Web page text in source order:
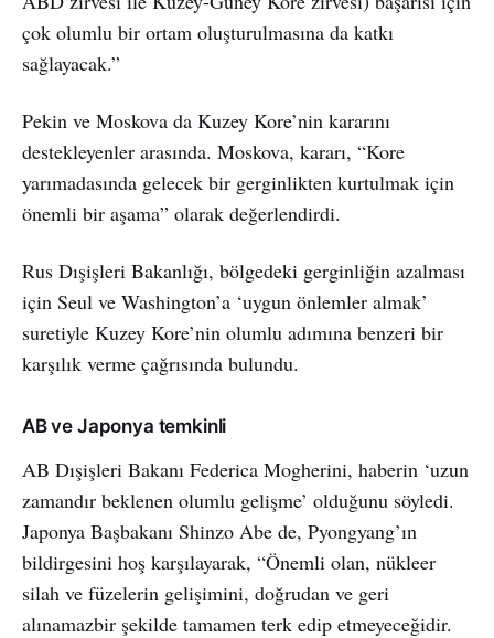
çok olumlu bir ortam oluşturulmasına da katkı
sağlayacak.”
Pekin ve Moskova da Kuzey Kore’nin kararını
destekleyenler arasında. Moskova, kararı, “Kore
yarımadasında gelecek bir gerginlikten kurtulmak için
önemli bir aşama” olarak değerlendirdi.
Rus Dışişleri Bakanlığı, bölgedeki gerginliğin azalması
için Seul ve Washington’a ‘uygun önlemler almak’
suretiyle Kuzey Kore’nin olumlu adımına benzeri bir
karşılık verme çağrısında bulundu.
AB ve Japonya temkinli
AB Dışişleri Bakanı Federica Mogherini, haberin ‘uzun
zamandır beklenen olumlu gelişme’ olduğunu söyledi.
Japonya Başbakanı Shinzo Abe de, Pyongyang’ın
bildirgesini hoş karşılayarak, “Önemli olan, nükleer
silah ve füzelerin gelişimini, doğrudan ve geri
alınamazbir şekilde tamamen terk edip etmeyeceğidir.